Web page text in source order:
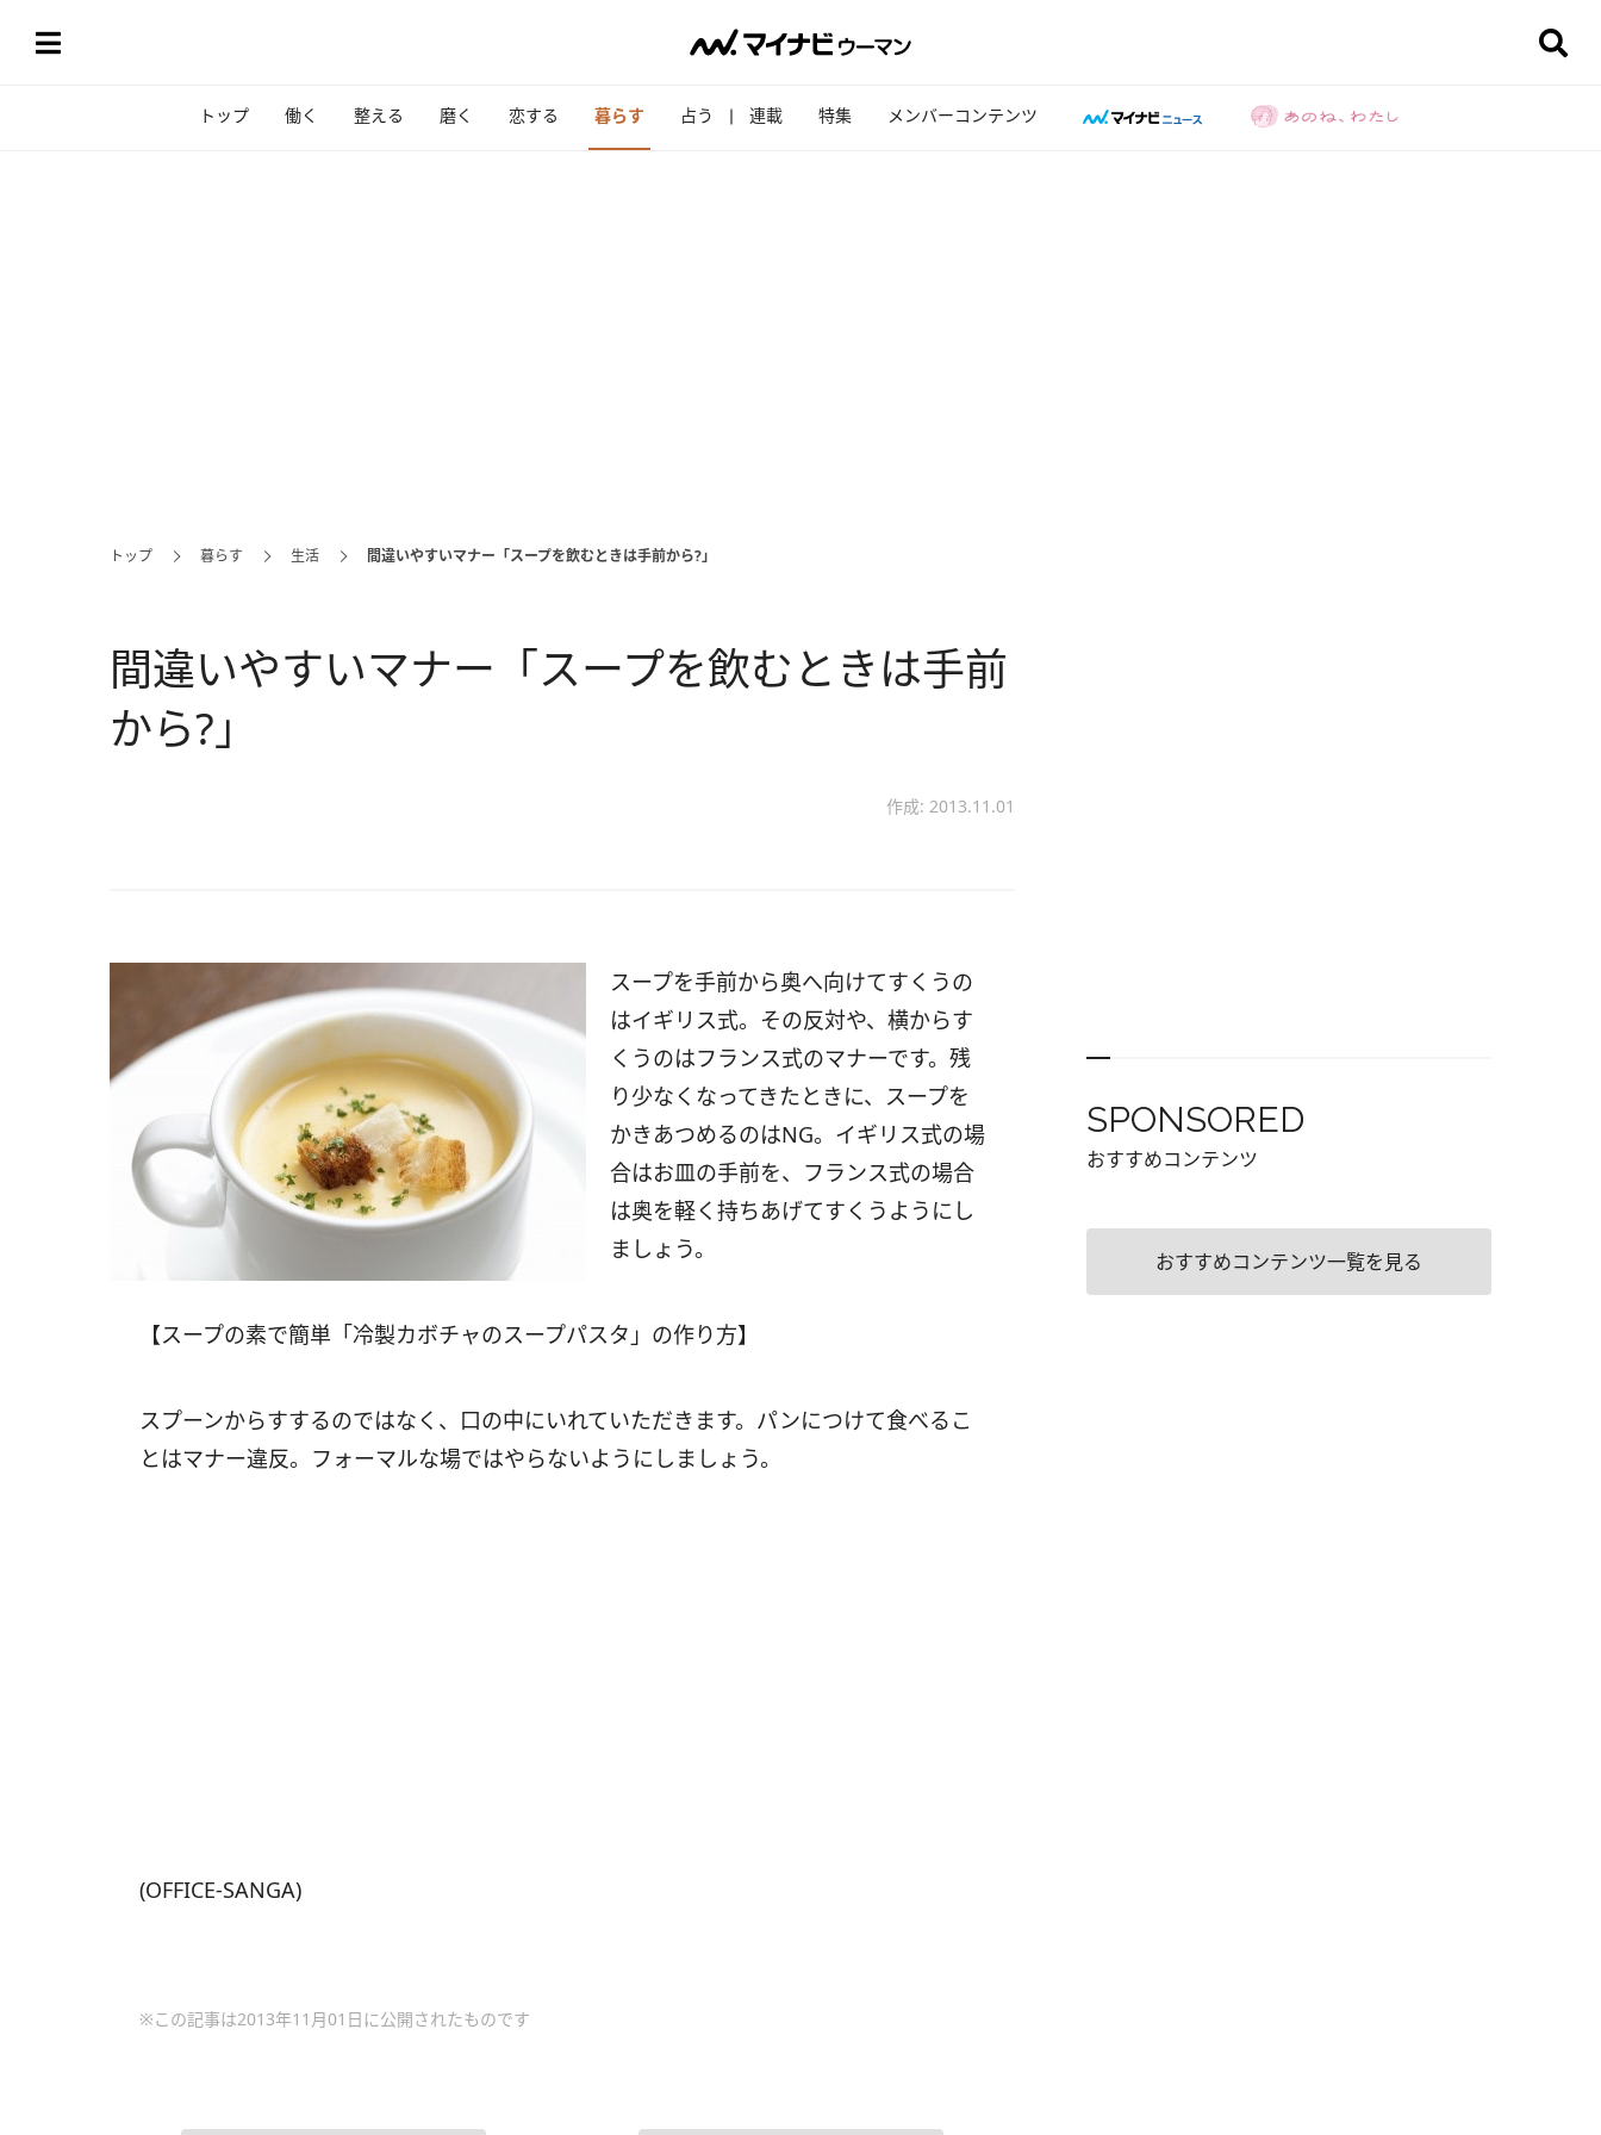
トップ 働く 整える 磨く 恋する 暮らす 占う 連載 特集 メンバーコンテンツ
トップ 暮らす 生活 間違いやすいマナー「スープを飲むときは手前から?」
間違いやすいマナー「スープを飲むときは手前
から?」
作成: 2013.11.01
スープを手前から奥へ向けてすくうの
はイギリス式。その反対や、横からす
くうのはフランス式のマナーです。残
り少なくなってきたときに、スープを
かきあつめるのはNG。イギリス式の場
合はお皿の手前を、フランス式の場合
は奥を軽く持ちあげてすくうようにし
ましょう。
【スープの素で簡単「冷製カボチャのスープパスタ」の作り方】
スプーンからすするのではなく、口の中にいれていただきます。パンにつけて食べるこ
とはマナー違反。フォーマルな場ではやらないようにしましょう。
(OFFICE-SANGA)
※この記事は2013年11月01日に公開されたものです
SPONSORED
おすすめコンテンツ
おすすめコンテンツ一覧を見る